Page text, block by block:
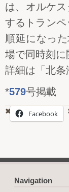
は、オルケ
するトラン
順延になっ
場で同時刻に
詳細は「北
*579号掲載
Facebook
Navigation